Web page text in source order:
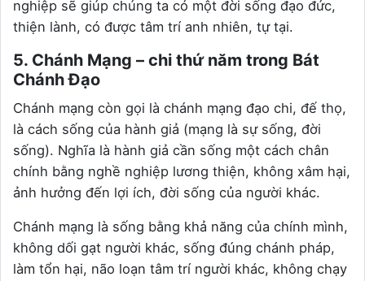
nghiệp sẽ giúp chúng ta có một đời sống đạo đức,
thiện lành, có được tâm trí anh nhiên, tự tại.
5. Chánh Mạng – chi thứ năm trong Bát
Chánh Đạo
Chánh mạng còn gọi là chánh mạng đạo chi, đế thọ,
là cách sống của hành giả (mạng là sự sống, đời
sống). Nghĩa là hành giả cần sống một cách chân
chính bằng nghề nghiệp lương thiện, không xâm hại,
ảnh hưởng đến lợi ích, đời sống của người khác.
Chánh mạng là sống bằng khả năng của chính mình,
không dối gạt người khác, sống đúng chánh pháp,
làm tổn hại, não loạn tâm trí người khác, không chạy